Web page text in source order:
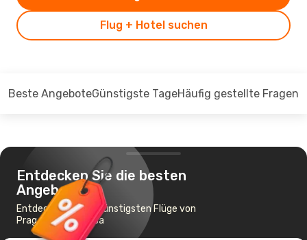
Flug + Hotel suchen
Beste AngeboteGünstigste TageHäufig gestellte Fragen
Entdecken Sie die besten
Angebote
Entdecken Sie die günstigsten Flüge von
Prag nach Gazipasa